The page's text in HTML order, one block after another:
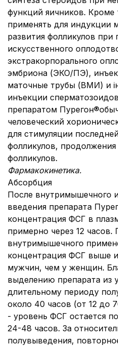
функций яичников.
применять для индукции
развития фолликулов при
искусственного
экстракорпорального
эмбриона (ЭКО/ПЭ),
маточные трубы (ВМИ) и
инъекции
препаратом
человеческий
для стимуляции
фолликулов,
фолликулов.
Фармакокинетика.
Абсорбция
После внутримышечного
введения препарата
концентрация ФСГ в
примерно через 12 часов.
внутримышечного
концентрация ФСГ выше
мужчин, чем у женщин.
выделению препарата из
длительному периоду
около 40 часов (от 12 до
- уровень ФСГ остается
24-48 часов. За
полувыведения,